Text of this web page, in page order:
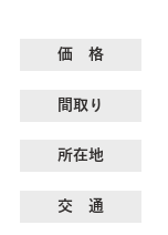
価 格
間取り
所在地
交 通